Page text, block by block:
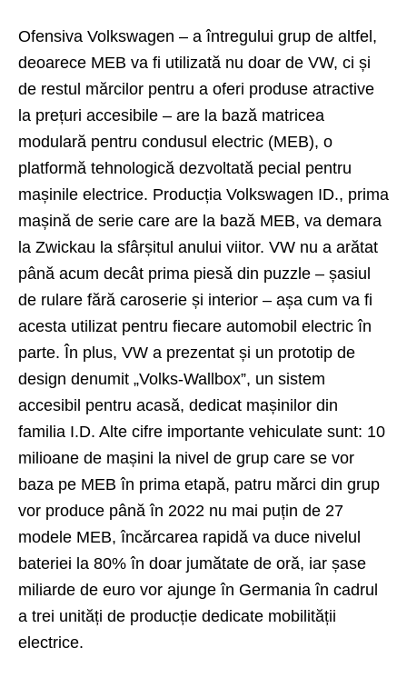
Ofensiva Volkswagen – a întregului grup de altfel,
deoarece MEB va fi utilizată nu doar de VW, ci și
de restul mărcilor pentru a oferi produse atractive
la prețuri accesibile – are la bază matricea
modulară pentru condusul electric (MEB), o
platformă tehnologică dezvoltată pecial pentru
mașinile electrice. Producția Volkswagen ID., prima
mașină de serie care are la bază MEB, va demara
la Zwickau la sfârșitul anului viitor. VW nu a arătat
până acum decât prima piesă din puzzle – șasiul
de rulare fără caroserie și interior – așa cum va fi
acesta utilizat pentru fiecare automobil electric în
parte. În plus, VW a prezentat și un prototip de
design denumit „Volks-Wallbox”, un sistem
accesibil pentru acasă, dedicat mașinilor din
familia I.D. Alte cifre importante vehiculate sunt: 10
milioane de mașini la nivel de grup care se vor
baza pe MEB în prima etapă, patru mărci din grup
vor produce până în 2022 nu mai puțin de 27
modele MEB, încărcarea rapidă va duce nivelul
bateriei la 80% în doar jumătate de oră, iar șase
miliarde de euro vor ajunge în Germania în cadrul
a trei unități de producție dedicate mobilității
electrice.